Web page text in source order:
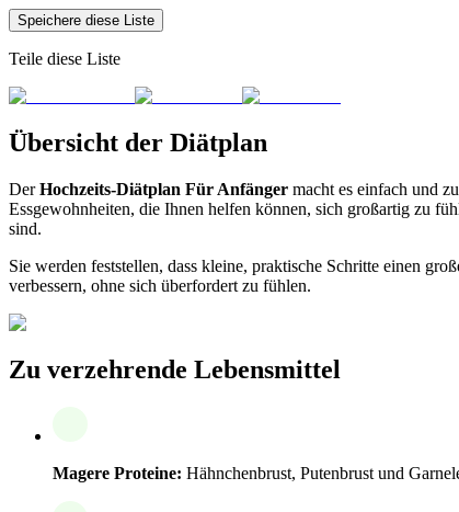
Speichere diese Liste
Teile diese Liste
Übersicht der Diätplan
DerHochzeits-Diätplan Für Anfänger macht es einfach und
Essgewohnheiten, die Ihnen helfen können, sich großartig zu
sind.
Sie werden feststellen, dass kleine, praktische Schritte einen
verbessern, ohne sich überfordert zu fühlen.
Zu verzehrende Lebensmittel
Magere Proteine: Hähnchenbrust, Putenbrust und